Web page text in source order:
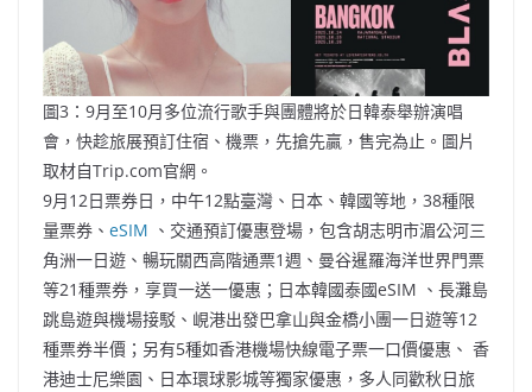
圖3：9月至10月多位流行歌手與團體將於日韓泰舉辦演唱
會，快趁旅展預訂住宿、機票，先搶先贏，售完為止。圖片
取材自Trip.com官網。
9月12日票券日，中午12點臺灣、日本、韓國等地，38種限
量票券、 eSIM 、交通預訂優惠登場，包含胡志明市湄公河三
角洲一日遊、暢玩關西高階通票1週、曼谷暹羅海洋世界門票
等21種票券，享買一送一優惠；日本韓國泰國eSIM 、長灘島
跳島遊與機場接駁、峴港出發巴拿山與金橋小團一日遊等12
種票券半價；另有5種如香港機場快線電子票一口價優惠、 香
港迪士尼樂園、日本環球影城等獨家優惠，多人同歡秋日旅